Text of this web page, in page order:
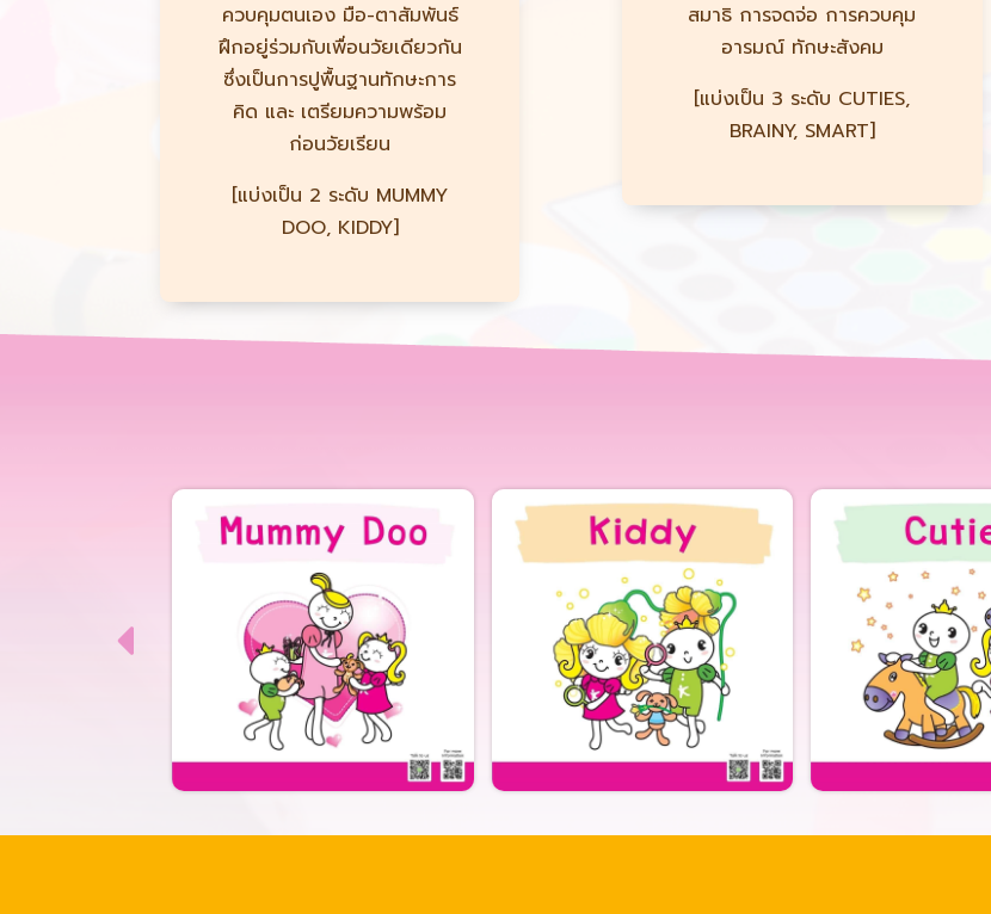
ควบคุมตนเอง มือ-ตาสัมพันธ์
ฝึกอยู่ร่วมกับเพื่อนวัยเดียวกัน
ซึ่งเป็นการปูพื้นฐานทักษะการ
คิด และ เตรียมความพร้อม
ก่อนวัยเรียน
[แบ่งเป็น 2 ระดับ MUMMY
DOO, KIDDY]
สมาธิ การจดจ่อ การควบคุม
อารมณ์ ทักษะสังคม
[แบ่งเป็น 3 ระดับ CUTIES,
BRAINY, SMART]